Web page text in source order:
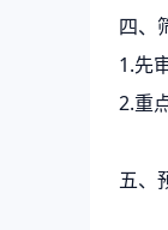
四、
1.先
2.重
五、